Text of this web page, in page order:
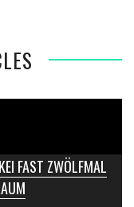
FAST ZWÖLFMAL